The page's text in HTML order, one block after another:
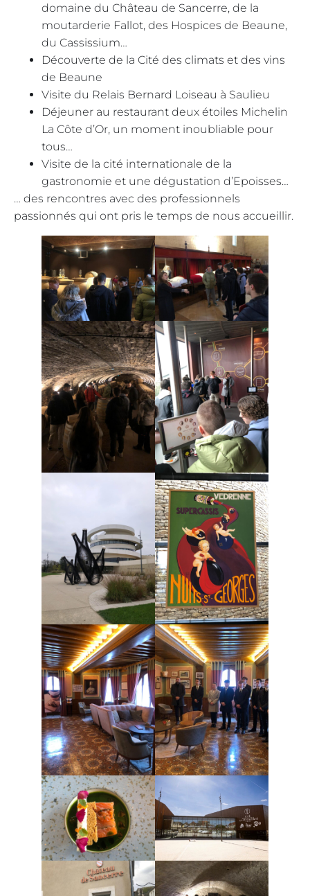
domaine du Château de Sancerre, de la
moutarderie Fallot, des Hospices de Beaune,
du Cassissium…
Découverte de la Cité des climats et des vins
de Beaune
Visite du Relais Bernard Loiseau à Saulieu
Déjeuner au restaurant deux étoiles Michelin
La Côte d’Or, un moment inoubliable pour
tous…
Visite de la cité internationale de la
gastronomie et une dégustation d’Epoisses…
… des rencontres avec des professionnels
passionnés qui ont pris le temps de nous accueillir.